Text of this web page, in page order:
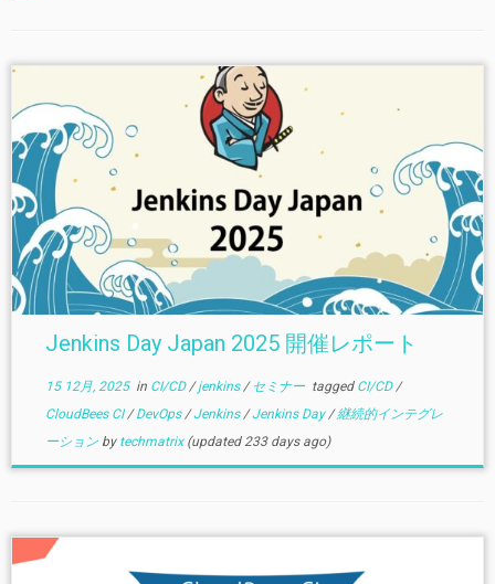
Jenkins Day Japan 2025 開催レポート
15 12月, 2025in CI/CD/jenkins/ セミナー tagged CI/CD/
CloudBees CI/DevOps/Jenkins/Jenkins Day/継続的インテグレ
ーション by techmatrix(updated 233 days ago)